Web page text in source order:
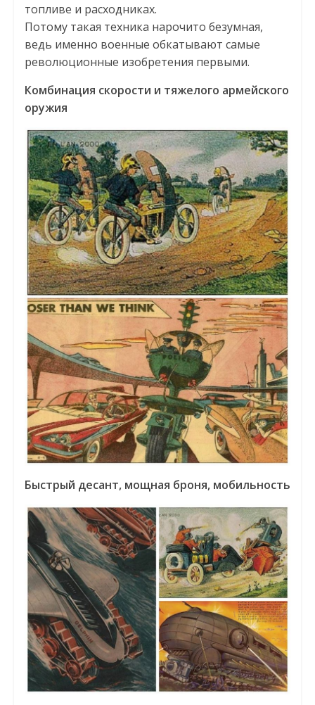
топливе и расходниках.
Потому такая техника нарочито безумная,
ведь именно военные обкатывают самые
революционные изобретения первыми.
Комбинация скорости и тяжелого армейского
оружия
Быстрый десант, мощная броня, мобильность